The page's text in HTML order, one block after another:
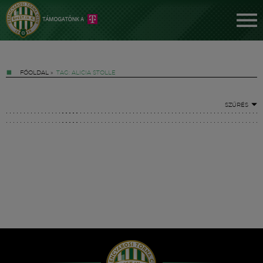
FŐOLDAL » TAG: ALICIA STOLLE
SZŰRÉS
Hírek